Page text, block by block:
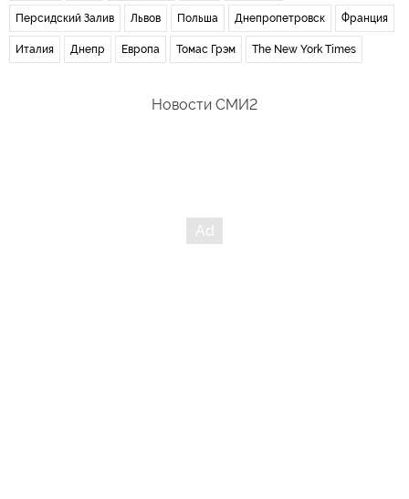
Персидский Залив Львов Польша Днепропетровск Франция
Италия Днепр Европа Томас Грэм The New York Times
Новости СМИ2